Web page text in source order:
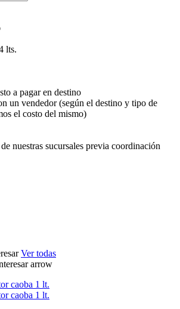
lts.
a pagar en destino
un vendedor (según el destino y tipo de
el costo del mismo)
nuestras sucursales previa coordinación
Ver todas